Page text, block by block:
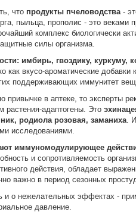
что продукты пчеловодства-
пыльца, прополис - это веками
комплекс биологически
силы организма.
имбирь, гвоздику, куркуму,
как вкусо-ароматические добавки
поддерживающих иммунитет
привычке в аптеке, то эксперты
растения-адаптогены. Это
родиола розовая, заманиха.
исследованиями.
иммуномодулирующее
и сопротивляемость
действия, обладает
важно в период сезонных
и о нежелательных эффектах -
давление.